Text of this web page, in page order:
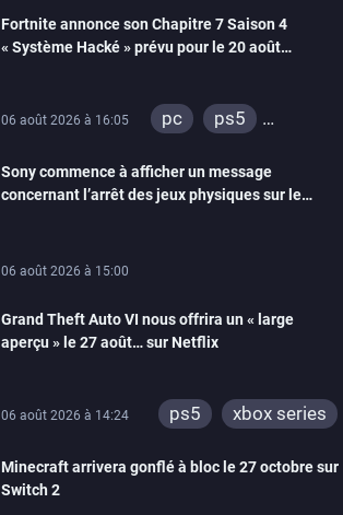
switch 2
Fortnite annonce son Chapitre 7 Saison 4
« Système Hacké » prévu pour le 20 août
06 août 2026 à 16:05 pc
ps5
switch
ios
android
ps4
Sony commence à afficher un message
concernant l’arrêt des jeux physiques sur le
06 août 2026 à 15:00
Grand Theft Auto VI nous offrira un « large
aperçu » le 27 août… sur Netflix
06 août 2026 à 14:24 ps5 xbox series
Minecraft arrivera gonflé à bloc le 27 octobre sur
Switch 2